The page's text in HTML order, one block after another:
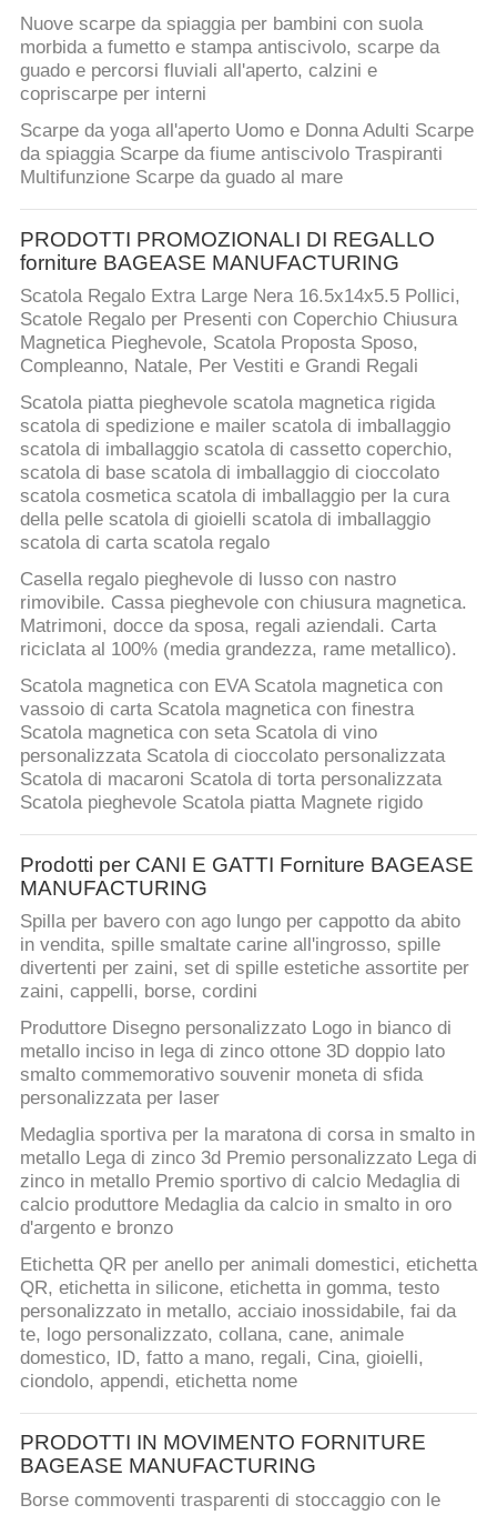
Nuove scarpe da spiaggia per bambini con suola
morbida a fumetto e stampa antiscivolo, scarpe da
guado e percorsi fluviali all'aperto, calzini e
copriscarpe per interni
Scarpe da yoga all'aperto Uomo e Donna Adulti Scarpe
da spiaggia Scarpe da fiume antiscivolo Traspiranti
Multifunzione Scarpe da guado al mare
PRODOTTI PROMOZIONALI DI REGALLO
forniture BAGEASE MANUFACTURING
Scatola Regalo Extra Large Nera 16.5x14x5.5 Pollici,
Scatole Regalo per Presenti con Coperchio Chiusura
Magnetica Pieghevole, Scatola Proposta Sposo,
Compleanno, Natale, Per Vestiti e Grandi Regali
Scatola piatta pieghevole scatola magnetica rigida
scatola di spedizione e mailer scatola di imballaggio
scatola di imballaggio scatola di cassetto coperchio,
scatola di base scatola di imballaggio di cioccolato
scatola cosmetica scatola di imballaggio per la cura
della pelle scatola di gioielli scatola di imballaggio
scatola di carta scatola regalo
Casella regalo pieghevole di lusso con nastro
rimovibile. Cassa pieghevole con chiusura magnetica.
Matrimoni, docce da sposa, regali aziendali. Carta
riciclata al 100% (media grandezza, rame metallico).
Scatola magnetica con EVA Scatola magnetica con
vassoio di carta Scatola magnetica con finestra
Scatola magnetica con seta Scatola di vino
personalizzata Scatola di cioccolato personalizzata
Scatola di macaroni Scatola di torta personalizzata
Scatola pieghevole Scatola piatta Magnete rigido
Prodotti per CANI E GATTI Forniture BAGEASE
MANUFACTURING
Spilla per bavero con ago lungo per cappotto da abito
in vendita, spille smaltate carine all'ingrosso, spille
divertenti per zaini, set di spille estetiche assortite per
zaini, cappelli, borse, cordini
Produttore Disegno personalizzato Logo in bianco di
metallo inciso in lega di zinco ottone 3D doppio lato
smalto commemorativo souvenir moneta di sfida
personalizzata per laser
Medaglia sportiva per la maratona di corsa in smalto in
metallo Lega di zinco 3d Premio personalizzato Lega di
zinco in metallo Premio sportivo di calcio Medaglia di
calcio produttore Medaglia da calcio in smalto in oro
d'argento e bronzo
Etichetta QR per anello per animali domestici, etichetta
QR, etichetta in silicone, etichetta in gomma, testo
personalizzato in metallo, acciaio inossidabile, fai da
te, logo personalizzato, collana, cane, animale
domestico, ID, fatto a mano, regali, Cina, gioielli,
ciondolo, appendi, etichetta nome
PRODOTTI IN MOVIMENTO FORNITURE
BAGEASE MANUFACTURING
Borse commoventi trasparenti di stoccaggio con le